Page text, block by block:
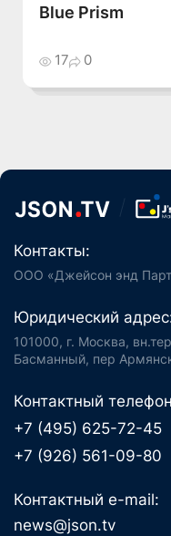
Blue Prism
17 0
Контакты:
ООО «Джейсон энд
Юридический
101000, г. Москва,
Басманный, пер
Контактный
+7 (495) 625-72-45
+7 (926) 561-09-80
Контактный e-mail:
news@json.tv